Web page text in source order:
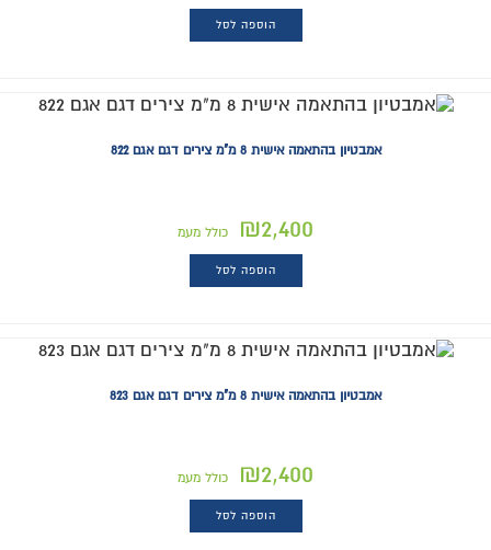
הוספה לסל
אמבטיון בהתאמה אישית 8 מ"מ צירים דגם אגם 822
₪2,400 כולל מעמ
הוספה לסל
אמבטיון בהתאמה אישית 8 מ"מ צירים דגם אגם 823
₪2,400 כולל מעמ
הוספה לסל